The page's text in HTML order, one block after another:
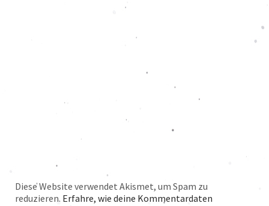
Diese Website verwendet Akismet, um Spam zu
reduzieren. Erfahre, wie deine Kommentardaten